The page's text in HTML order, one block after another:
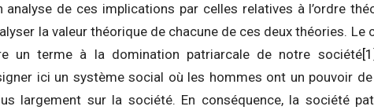
de ces implications par celles relatives à l’ordre
la valeur théorique de chacune de ces deux théories. Le
un terme à la domination patriarcale de notre société[1]
ici un système social où les hommes ont un pouvoir
largement sur la société. En conséquence, la société